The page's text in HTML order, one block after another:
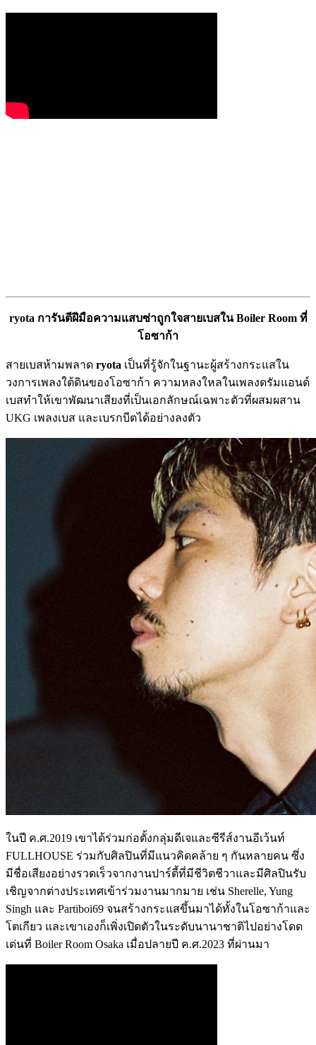
ryota การันตีฝีมือความแสบซ่าถูกใจสายเบสใน Boiler Room ที่
โอซาก้า
สายเบสห้ามพลาด ryota เป็นที่รู้จักในฐานะผู้สร้างกระแสใน
วงการเพลงใต้ดินของโอซาก้า ความหลงใหลในเพลงดรัมแอนด์
เบสทำให้เขาพัฒนาเสียงที่เป็นเอกลักษณ์เฉพาะตัวที่ผสมผสาน
UKG เพลงเบส และเบรกบีตได้อย่างลงตัว
ในปี ค.ศ.2019 เขาได้ร่วมก่อตั้งกลุ่มดีเจและซีรีส์งานอีเว้นท์
FULLHOUSE ร่วมกับศิลปินที่มีแนวคิดคล้าย ๆ กันหลายคน ซึ่ง
มีชื่อเสียงอย่างรวดเร็วจากงานปาร์ตี้ที่มีชีวิตชีวาและมีศิลปินรับ
เชิญจากต่างประเทศเข้าร่วมงานมากมาย เช่น Sherelle, Yung
Singh และ Partiboi69 จนสร้างกระแสขึ้นมาได้ทั้งในโอซาก้าและ
โตเกียว และเขาเองก็เพิ่งเปิดตัวในระดับนานาชาติไปอย่างโดด
เด่นที่ Boiler Room Osaka เมื่อปลายปี ค.ศ.2023 ที่ผ่านมา